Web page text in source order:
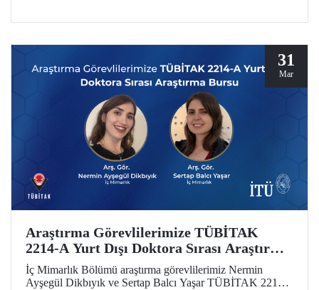
31
Mar
Araştırma Görevlilerimize TÜBİTAK
2214-A Yurt Dışı Doktora Sırası Araştırma
Bursu
İç Mimarlık Bölümü araştırma görevlilerimiz Nermin
Ayşegül Dikbıyık ve Sertap Balcı Yaşar TÜBİTAK 2214-